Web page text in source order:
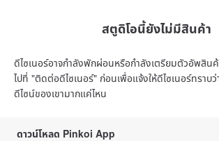
สตูดิโอนี้ยังไม่มีสินค้า
ดีไซเนอร์อาจกำลังพักผ่อนหรือกำลังเตรียมตัวอัพสินค้
ไปที่ "ติดต่อดีไซเนอร์" ก่อนเพื่อแจ้งให้ดีไซเนอร์ทรา
ดีไซน์ของเขามากแค่ไหน
ดาวน์โหลด Pinkoi App